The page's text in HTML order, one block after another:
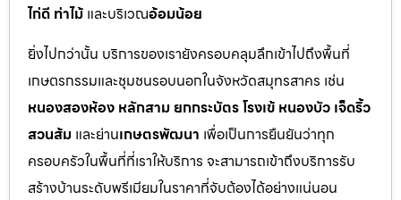
ไก่ดี ท่าไม้ และบริเวณอ้อมน้อย
ยิ่งไปกว่านั้น บริการของเรายังครอบคลุมลึกเข้าไปถึงพื้นที่
เกษตรกรรมและชุมชนรอบนอกในจังหวัดสมุทรสาคร เช่น
หนองสองห้อง หลักสาม ยกกระบัตร โรงเข้ หนองบัว เจ็ดริ้ว
สวนส้ม และย่านเกษตรพัฒนา เพื่อเป็นการยืนยันว่าทุก
ครอบครัวในพื้นที่ที่เราให้บริการ จะสามารถเข้าถึงบริการรับ
สร้างบ้านระดับพรีเมียมในราคาที่จับต้องได้อย่างแน่นอน